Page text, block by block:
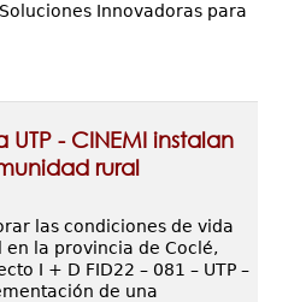
Innovadoras para
- CINEMI instalan
rural
las condiciones de vida
la provincia de Coclé,
I + D FID22 – 081 – UTP –
de una